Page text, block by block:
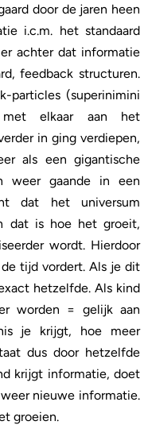
door de jaren heen
i.c.m. het standaard
achter dat informatie
feedback structuren.
particles (superinimini
met elkaar aan het
in ging verdiepen,
als een gigantische
weer gaande in een
dat het universum
dat is hoe het groeit,
wordt. Hierdoor
tijd vordert. Als je dit
hetzelfde. Als kind
worden = gelijk aan
je krijgt, hoe meer
dus door hetzelfde
krijgt informatie, doet
nieuwe informatie.
groeien.